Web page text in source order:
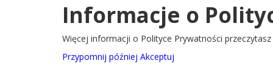
2022@ Oficjalny serwis internetowy Gminy Ryglice Deklaracja
Informacje o
Więcej informacji o Polityce Prywatności przeczytasz
Przypomnij później Akceptuj